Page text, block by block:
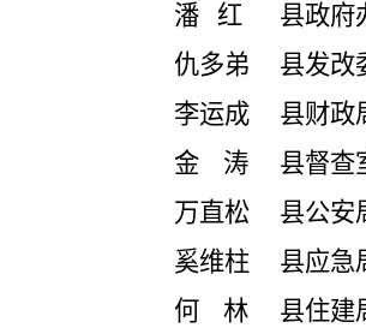
潘
红
县政府
仇多弟
县发改
李运成
县财政
金
涛
县督查
万直松
县公安
奚维柱
县应急
何
林
县住建